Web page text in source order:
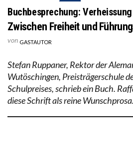
Buchbesprechung:
Zwischen Freiheit und
von GASTAUTOR
Stefan Ruppaner, Rektor der
Wutöschingen, Preisträgerschule
Schulpreises, schrieb ein Buch.
diese Schrift als reine Wunschprosa.